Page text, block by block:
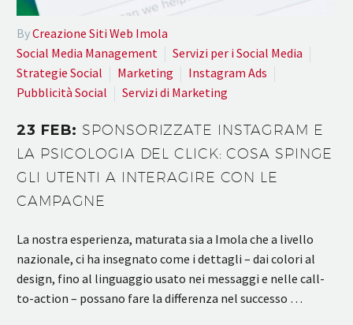
ByCreazione Siti Web Imola
Social Media Management
Servizi per i Social Media
Strategie Social
Marketing
Instagram Ads
Pubblicità Social
Servizi di Marketing
23 FEB: SPONSORIZZATE INSTAGRAM E
LA PSICOLOGIA DEL CLICK: COSA SPINGE
GLI UTENTI A INTERAGIRE CON LE
CAMPAGNE
La nostra esperienza, maturata sia a Imola che a livello
nazionale, ci ha insegnato come i dettagli – dai colori al
design, fino al linguaggio usato nei messaggi e nelle call-
to-action – possano fare la differenza nel successo …